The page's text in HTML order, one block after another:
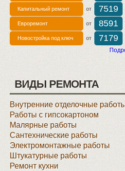
Капитальный ремонт от 7519
Евроремонт от 8591
Новостройка под ключ от 7179
ВИДЫ РЕМОНТА
Внутренние отделочные
Работы с гипсокартоном
Малярные работы
Сантехнические работы
Электромонтажные работы
Штукатурные работы
Ремонт кухни